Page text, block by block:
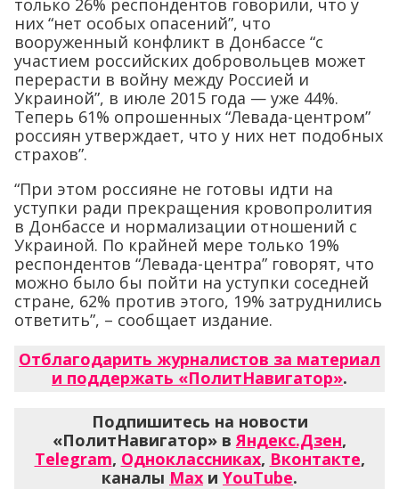
только 26% респондентов говорили, что у
них “нет особых опасений”, что
вооруженный конфликт в Донбассе “с
участием российских добровольцев может
перерасти в войну между Россией и
Украиной”, в июле 2015 года — уже 44%.
Теперь 61% опрошенных “Левада-центром”
россиян утверждает, что у них нет подобных
страхов”.
“При этом россияне не готовы идти на
уступки ради прекращения кровопролития
в Донбассе и нормализации отношений с
Украиной. По крайней мере только 19%
респондентов “Левада-центра” говорят, что
можно было бы пойти на уступки соседней
стране, 62% против этого, 19% затруднились
ответить”, – сообщает издание.
Отблагодарить журналистов за материал
и поддержать «ПолитНавигатор».
Подпишитесь на новости
«ПолитНавигатор» вЯндекс.Дзен,
Telegram, Одноклассниках, Вконтакте,
каналы Max и YouTube.